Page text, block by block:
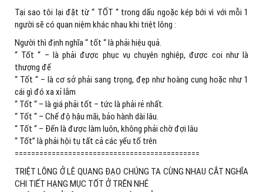
Tại sao tôi lại đặt từ “ TỐT “ trong dấu ngoặc kép bới vì với mỗi 1
người sẽ có quan niệm khác nhau khi triệt lông :
Người thì định nghĩa “ tốt “ là phải hiệu quả.
“ Tốt “ – là phải được phục vụ chuyên nghiệp, được coi như là
thượng đế
“ Tốt “ – là cơ sở phải sang trọng, đẹp như hoàng cung hoặc như 1
cái gì đó xa xỉ lắm
“ Tốt “ – là giá phải tốt – tức là phải rẻ nhất.
“ Tốt “ – Chế độ hậu mãi, bảo hành dài lâu.
“ Tốt “ – Đến là được làm luôn, không phải chờ đợi lâu
“ Tốt” là phải hội tụ tất cả các yếu tố trên
=============================================
TRIỆT LÔNG Ở LÊ QUANG ĐẠO CHÚNG TA CÙNG NHAU CẮT NGHĨA
CHI TIẾT HẠNG MỤC TỐT Ở TRÊN NHÉ